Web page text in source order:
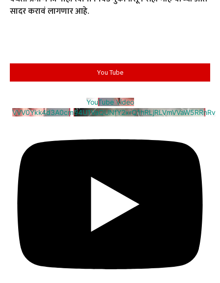
सादर करावं लागणार आहे.
You Tube
YouTube Video
VVV0Ykk4d3A0cm94U1VaQUNfY2xrQ1hRLjRLVmVVaW5RRnRv